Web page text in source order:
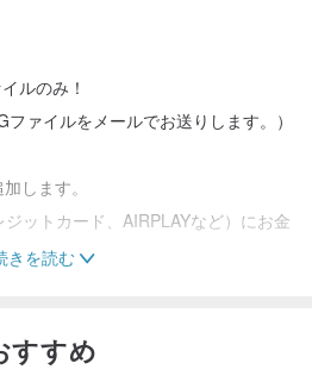
ルのみ！
ファイルをメールでお送りします。）
します。
ットカード、AIRPLAYなど）にお金
JPGファイルが取得されます（A4サ
きを読む
すすめ